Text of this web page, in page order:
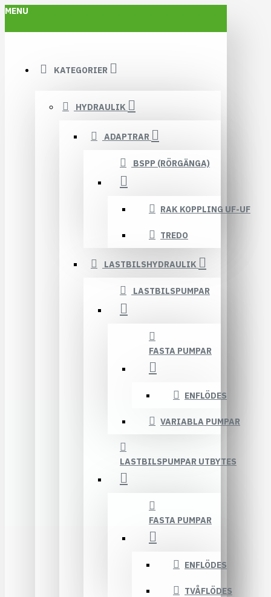
MENU
KATEGORIER
HYDRAULIK
ADAPTRAR
BSPP (RÖRGÄNGA)
RAK KOPPLING UF-UF
TREDO
LASTBILSHYDRAULIK
LASTBILSPUMPAR
FASTA PUMPAR
ENFLÖDES
VARIABLA PUMPAR
LASTBILSPUMPAR UTBYTES
FASTA PUMPAR
ENFLÖDES
TVÅFLÖDES